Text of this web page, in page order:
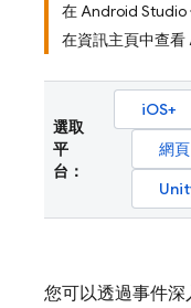
在 Android Studio
在資訊主頁中查
選取
平
台：
iOS+
網頁
您可以透過事件